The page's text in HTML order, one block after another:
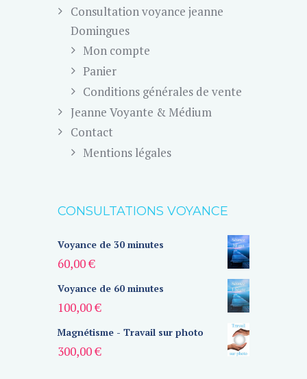
Consultation voyance jeanne
Domingues
Mon compte
Panier
Conditions générales de vente
Jeanne Voyante & Médium
Contact
Mentions légales
CONSULTATIONS VOYANCE
Voyance de 30 minutes
60,00€
Voyance de 60 minutes
100,00€
Magnétisme - Travail sur photo
300,00€